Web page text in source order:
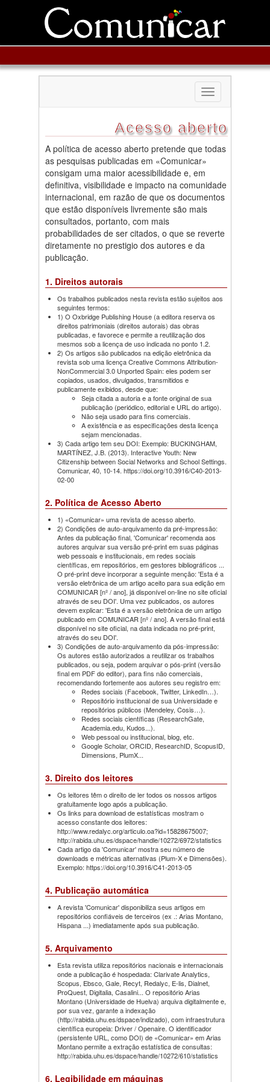
Toggle
navigation
Acesso aberto
A política de acesso aberto pretende que todas
as pesquisas publicadas em «Comunicar»
consigam uma maior acessibilidade e, em
definitiva, visibilidade e impacto na comunidade
internacional, em razão de que os documentos
que estão disponíveis livremente são mais
consultados, portanto, com mais
probabilidades de ser citados, o que se reverte
diretamente no prestigio dos autores e da
publicação.
1. Direitos autorais
Os trabalhos publicados nesta revista estão sujeitos aos
seguintes termos:
1) O Oxbridge Publishing House (a editora reserva os
direitos patrimoniais (direitos autorais) das obras
publicadas, e favorece e permite a reutilização dos
mesmos sob a licença de uso indicada no ponto 1.2.
2) Os artigos são publicados na edição eletrônica da
revista sob uma licença Creative Commons Attribution-
NonCommercial 3.0 Unported Spain: eles podem ser
copiados, usados, divulgados, transmitidos e
publicamente exibidos, desde que:
Seja citada a autoria e a fonte original de sua
publicação (periódico, editorial e URL do artigo).
Não seja usado para fins comerciais.
A existência e as especificações desta licença
sejam mencionadas.
3) Cada artigo tem seu DOI: Exemplo: BUCKINGHAM,
MARTÍNEZ, J.B. (2013). Interactive Youth: New
Citizenship between Social Networks and School Settings.
Comunicar, 40, 10-14. https://doi.org/10.3916/C40-2013-
02-00
2. Política de Acesso Aberto
1) «Comunicar» uma revista de acesso aberto.
2) Condições de auto-arquivamento da pré-impressão:
Antes da publicação final, 'Comunicar' recomenda aos
autores arquivar sua versão pré-print em suas páginas
web pessoais e institucionais, em redes sociais
científicas, em repositórios, em gestores bibliográficos ...
O pré-print deve incorporar a seguinte menção: 'Esta é a
versão eletrônica de um artigo aceito para sua edição em
COMUNICAR [nº / ano], já disponível on-line no site oficial
através de seu DOI'. Uma vez publicados, os autores
devem explicar: 'Esta é a versão eletrônica de um artigo
publicado em COMUNICAR [nº / ano]. A versão final está
disponível no site oficial, na data indicada no pré-print,
através do seu DOI'.
3) Condições de auto-arquivamento da pós-impressão:
Os autores estão autorizados a reutilizar os trabalhos
publicados, ou seja, podem arquivar o pós-print (versão
final em PDF do editor), para fins não comerciais,
recomendando fortemente aos autores seu registro em:
Redes sociais (Facebook, Twitter, LinkedIn…).
Repositório institucional de sua Universidade e
repositórios públicos (Mendeley, Cosis…).
Redes sociais científicas (ResearchGate,
Academia.edu, Kudos...).
Web pessoal ou institucional, blog, etc.
Google Scholar, ORCID, ResearchID, ScopusID,
Dimensions, PlumX...
3. Direito dos leitores
Os leitores têm o direito de ler todos os nossos artigos
gratuitamente logo após a publicação.
Os links para download de estatísticas mostram o
acesso constante dos leitores:
http://www.redalyc.org/articulo.oa?id=15828675007;
http://rabida.uhu.es/dspace/handle/10272/6972/statistics
Cada artigo da 'Comunicar' mostra seu número de
downloads e métricas alternativas (Plum-X e Dimensões).
Exemplo: https://doi.org/10.3916/C41-2013-05
4. Publicação automática
A revista 'Comunicar' disponibiliza seus artigos em
repositórios confiáveis de terceiros (ex .: Arias Montano,
Hispana ...) imediatamente após sua publicação.
5. Arquivamento
Esta revista utiliza repositórios nacionais e internacionais
onde a publicação é hospedada: Clarivate Analytics,
Scopus, Ebsco, Gale, Recyt, Redalyc, E-lis, Dialnet,
ProQuest, Digitalia, Casalini... O repositório Arias
Montano (Universidade de Huelva) arquiva digitalmente e,
por sua vez, garante a indexação
(http://rabida.uhu.es/dspace/indizado), com infraestrutura
científica europeia: Driver / Openaire. O identificador
(persistente URL, como DOI) de «Comunicar» em Arias
Montano permite a extração estatística de consultas:
http://rabida.uhu.es/dspace/handle/10272/610/statistics
6. Legibilidade em máquinas